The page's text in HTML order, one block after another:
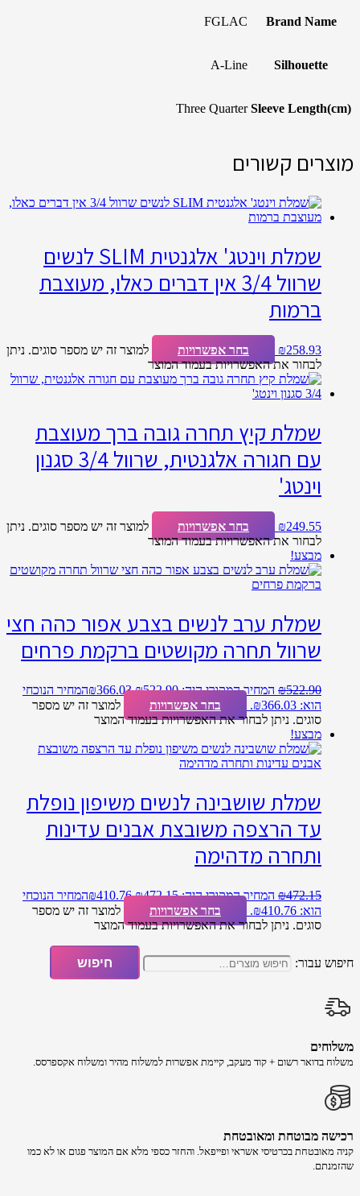
Brand Name
FGLAC
Silhouette
A-Line
Sleeve Length(cm)
Three Quarter
מוצרים קשורים
שמלת וינטג' אלגנטית SLIM לנשים
שרוול 3/4 אין דברים כאלו, מעוצבת
ברמות
₪258.93 בחר אפשרויות
למוצר זה יש מספר סוגים. ניתן
לבחור את האפשרויות בעמוד המוצר
שמלת קיץ תחרה גובה ברך מעוצבת
עם חגורה אלגנטית, שרוול 3/4 סגנון
וינטג'
₪249.55 בחר אפשרויות
למוצר זה יש מספר סוגים. ניתן
לבחור את האפשרויות בעמוד המוצר
מבצע!
שמלת ערב לנשים בצבע אפור כהה חצי
שרוול תחרה מקושטים ברקמת פרחים
₪522.90 המחיר המקורי היה: ₪522.90. ₪366.03
המחיר הנוכחי
הוא: ₪366.03.
בחר אפשרויות
למוצר זה יש מספר
סוגים. ניתן לבחור את האפשרויות בעמוד המוצר
מבצע!
שמלת שושבינה לנשים משיפון נופלת
עד הרצפה משובצת אבנים עדינות
ותחרה מדהימה
₪472.15 המחיר המקורי היה: ₪472.15. ₪410.76
המחיר הנוכחי
הוא: ₪410.76.
בחר אפשרויות
למוצר זה יש מספר
סוגים. ניתן לבחור את האפשרויות בעמוד המוצר
חיפוש עבור: חיפוש
משלוחים
משלוח​ ב​דואר רשום + קוד מעקב​​, קיימת אפשרות למשלוח מהיר​ ומשלוח אקספרסס.
רכישה​ מבוטחת ​ומאובטחת
קניה מאובטחת בכרטיסי אשראי ופייפאל. והחזר כספי מלא אם המוצר פגום או לא כמו
שהזמנתם.